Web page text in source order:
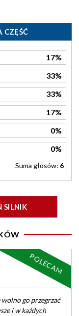
CZĘŚĆ
17%
33%
33%
17%
0%
0%
Suma głosów: 6
SILNIK
go przegrzać
i w każdych
POLECAM